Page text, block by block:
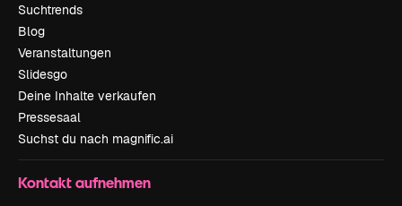
Suchtrends
Blog
Veranstaltungen
Slidesgo
Deine Inhalte verkaufen
Pressesaal
Suchst du nach magnific.ai
Kontakt aufnehmen